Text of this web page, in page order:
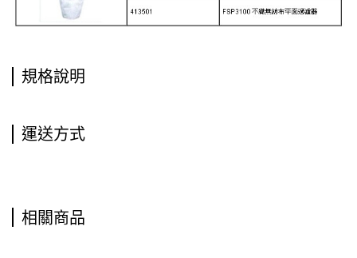
規格說明
運送方式
相關商品